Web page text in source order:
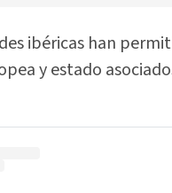
ibéricas han
y estado